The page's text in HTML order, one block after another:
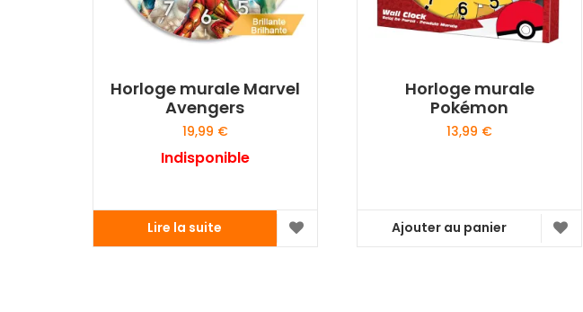
Horloge murale Marvel
Avengers
19,99 €
Indisponible
Lire la suite
Horloge murale
Pokémon
13,99 €
Ajouter au panier